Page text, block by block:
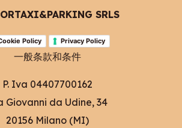
SRLS
Policy Privacy Policy
一般条款和条件
P. Iva 04407700162
Giovanni da Udine, 34
20156 Milano (MI)